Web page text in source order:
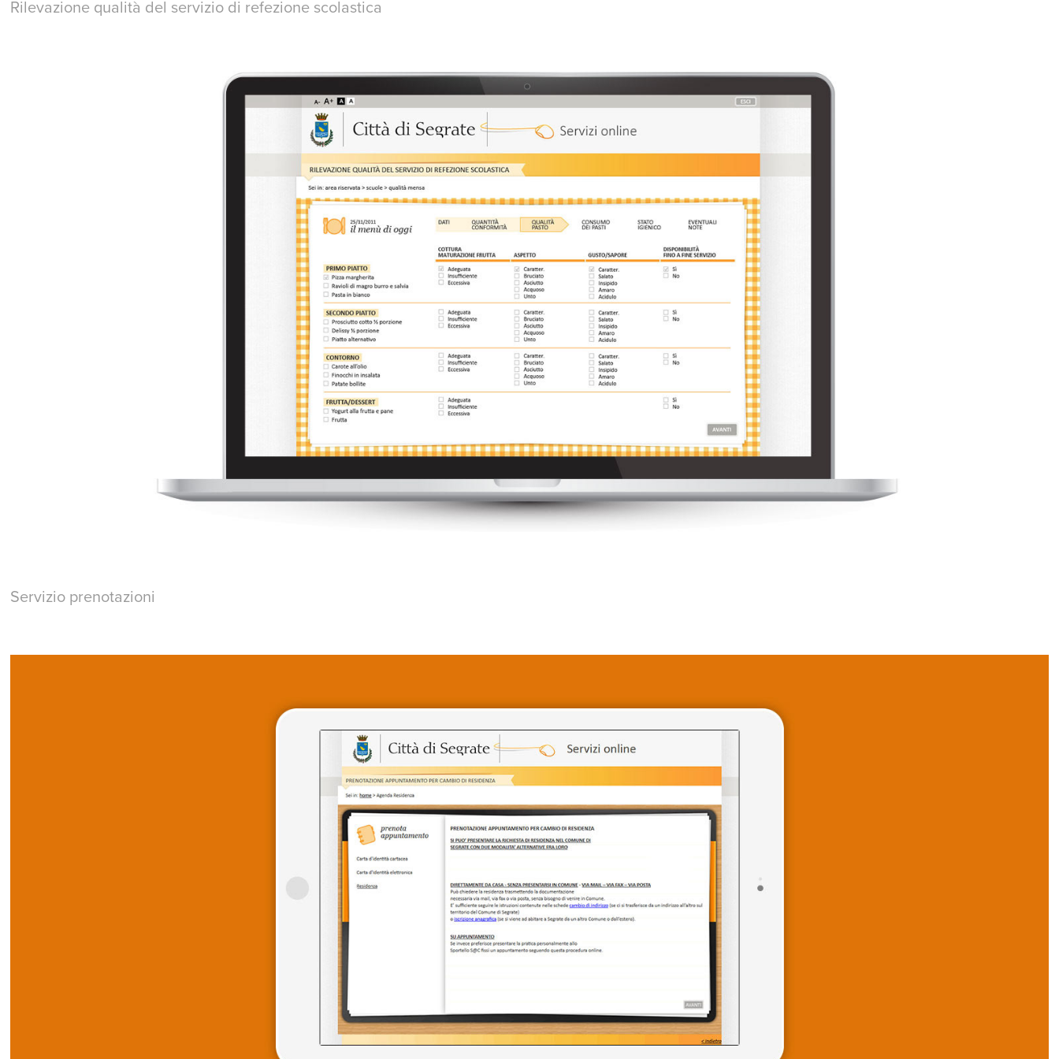
Rilevazione qualità del servizio di refezione scolastica
Servizio prenotazioni